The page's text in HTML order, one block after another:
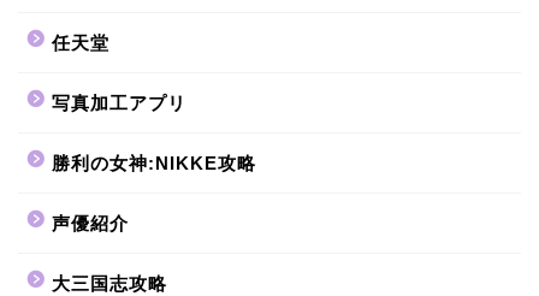
任天堂
写真加工アプリ
勝利の女神:NIKKE攻略
声優紹介
大三国志攻略